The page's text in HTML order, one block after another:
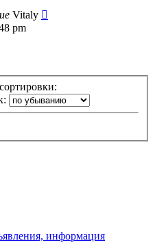
Vitaly
pm
информация